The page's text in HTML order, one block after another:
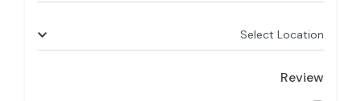
Select Location
Review